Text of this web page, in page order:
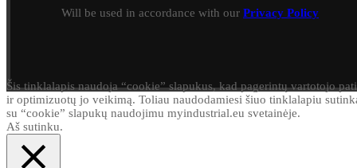
Will be used in accordance with our Privacy Policy
Šis tinklalapis naudoja “cookie” slapukus, kad pagerintų vartotojo
ir optimizuotų jo veikimą. Toliau naudodamiesi šiuo tinklalapiu
su “cookie” slapukų naudojimu myindustrial.eu svetainėje.
Aš sutinku.